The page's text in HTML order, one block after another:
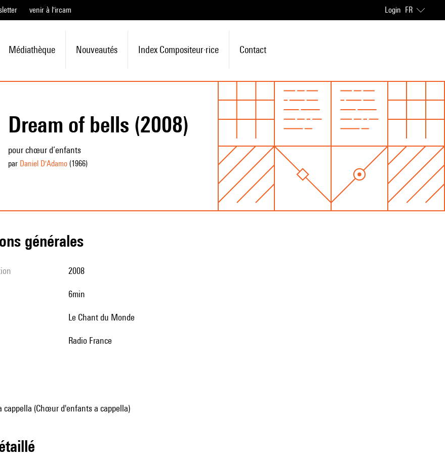
venir à l'ircam Login FR
Médiathèque Nouveautés Index Compositeur·rice Contact
Dream of bells (2008)
pour chœur d’enfants
par Daniel D'Adamo(1966)
générales
2008
6min
Le Chant du Monde
Radio France
cappella (Chœur d'enfants a cappella)